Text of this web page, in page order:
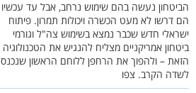
הביטחון נעשה בהם שימוש נרחב, אבל עד עכשיו
הם דרשו לא מעט הכשרה ויכולות תמרון. פיתוח
ישראלי חדש שכבר נמצא בשימוש צה"ל וגורמי
ביטחון אמריקניים מצליח להנגיש את הטכנולוגיה
הזאת – ולהפוך את הרחפן ללוחם הראשון שנכנס
לשדה הקרב. צפו